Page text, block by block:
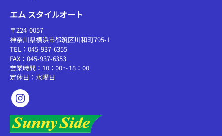
エム スタイルオート
〒224-0057
神奈川県横浜市都筑区川和町795-1
TEL：045-937-6355
FAX：045-937-6353
営業時間：10：00～18：00
定休日：水曜日